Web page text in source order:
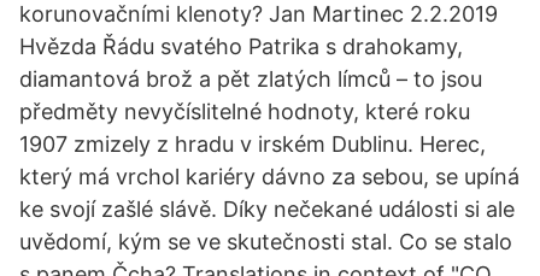
korunovačními klenoty? Jan Martinec 2.2.2019
Hvězda Řádu svatého Patrika s drahokamy,
diamantová brož a pět zlatých límců – to jsou
předměty nevyčíslitelné hodnoty, které roku
1907 zmizely z hradu v irském Dublinu. Herec,
který má vrchol kariéry dávno za sebou, se upíná
ke svojí zašlé slávě. Díky nečekané události si ale
uvědomí, kým se ve skutečnosti stal. Co se stalo